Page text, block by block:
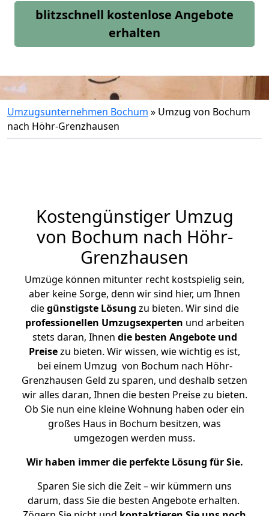
blitzschnell kostenlose Angebote
erhalten
Umzugsunternehmen Bochum » Umzug von Bochum
nach Höhr-Grenzhausen
Kostengünstiger Umzug
von Bochum nach Höhr-
Grenzhausen
Umzüge können mitunter recht kostspielig sein,
aber keine Sorge, denn wir sind hier, um Ihnen
diegünstigste Lösung zu bieten. Wir sind die
professionellen Umzugsexperten und arbeiten
stets daran, Ihnen die besten Angebote und
Preisezu bieten. Wir wissen, wie wichtig es ist,
bei einem Umzug von Bochum nach Höhr-
Grenzhausen Geld zu sparen, und deshalb setzen
wir alles daran, Ihnen die besten Preise zu bieten.
Ob Sie nun eine kleine Wohnung haben oder ein
großes Haus in Bochum besitzen, was
umgezogen werden muss.
Wir haben immer die perfekte Lösung für Sie.
Sparen Sie sich die Zeit – wir kümmern uns
darum, dass Sie die besten Angebote erhalten.